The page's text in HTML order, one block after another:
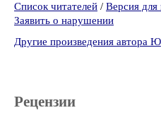
Список читателей / Версия для
Заявить о нарушении
Другие произведения автора
Рецензии